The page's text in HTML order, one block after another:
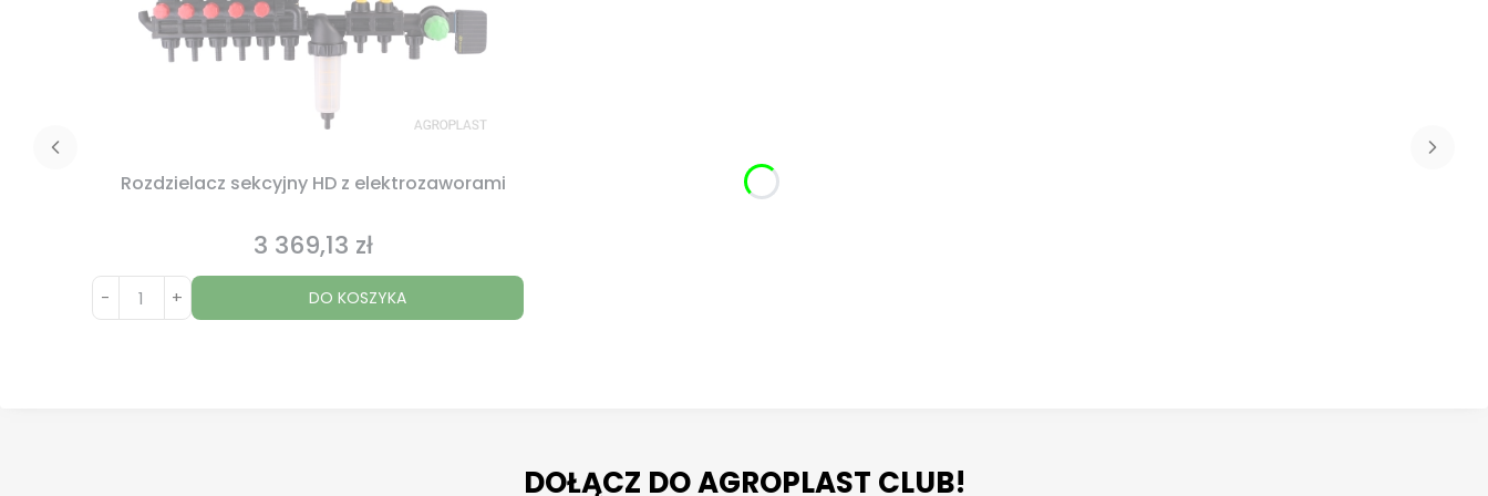
Rozdzielacz sekcyjny HD z elektrozaworami
Cena
3 369,13 zł
- + DO KOSZYKA
DOŁĄCZ DO AGROPLAST CLUB!